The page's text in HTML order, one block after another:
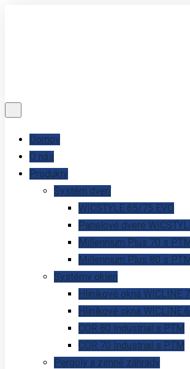
Domov
O nás
Produkty
Systém dverí
WICSTYLE 65/75 EVO
Panelové dvere
Millennium Plus 70 s
Millennium Plus 80 s
Systémy okien
Hliníkové okná WICLINE
Hliníkové okná WICLINE
COR 80 Industrial s PTM
COR 70 Industrial s PTM
Pergoly a zimné záhrady